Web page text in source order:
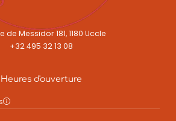
de Messidor 181, 1180 Uccle
+32 495 32 13 08
Heures d'ouverture